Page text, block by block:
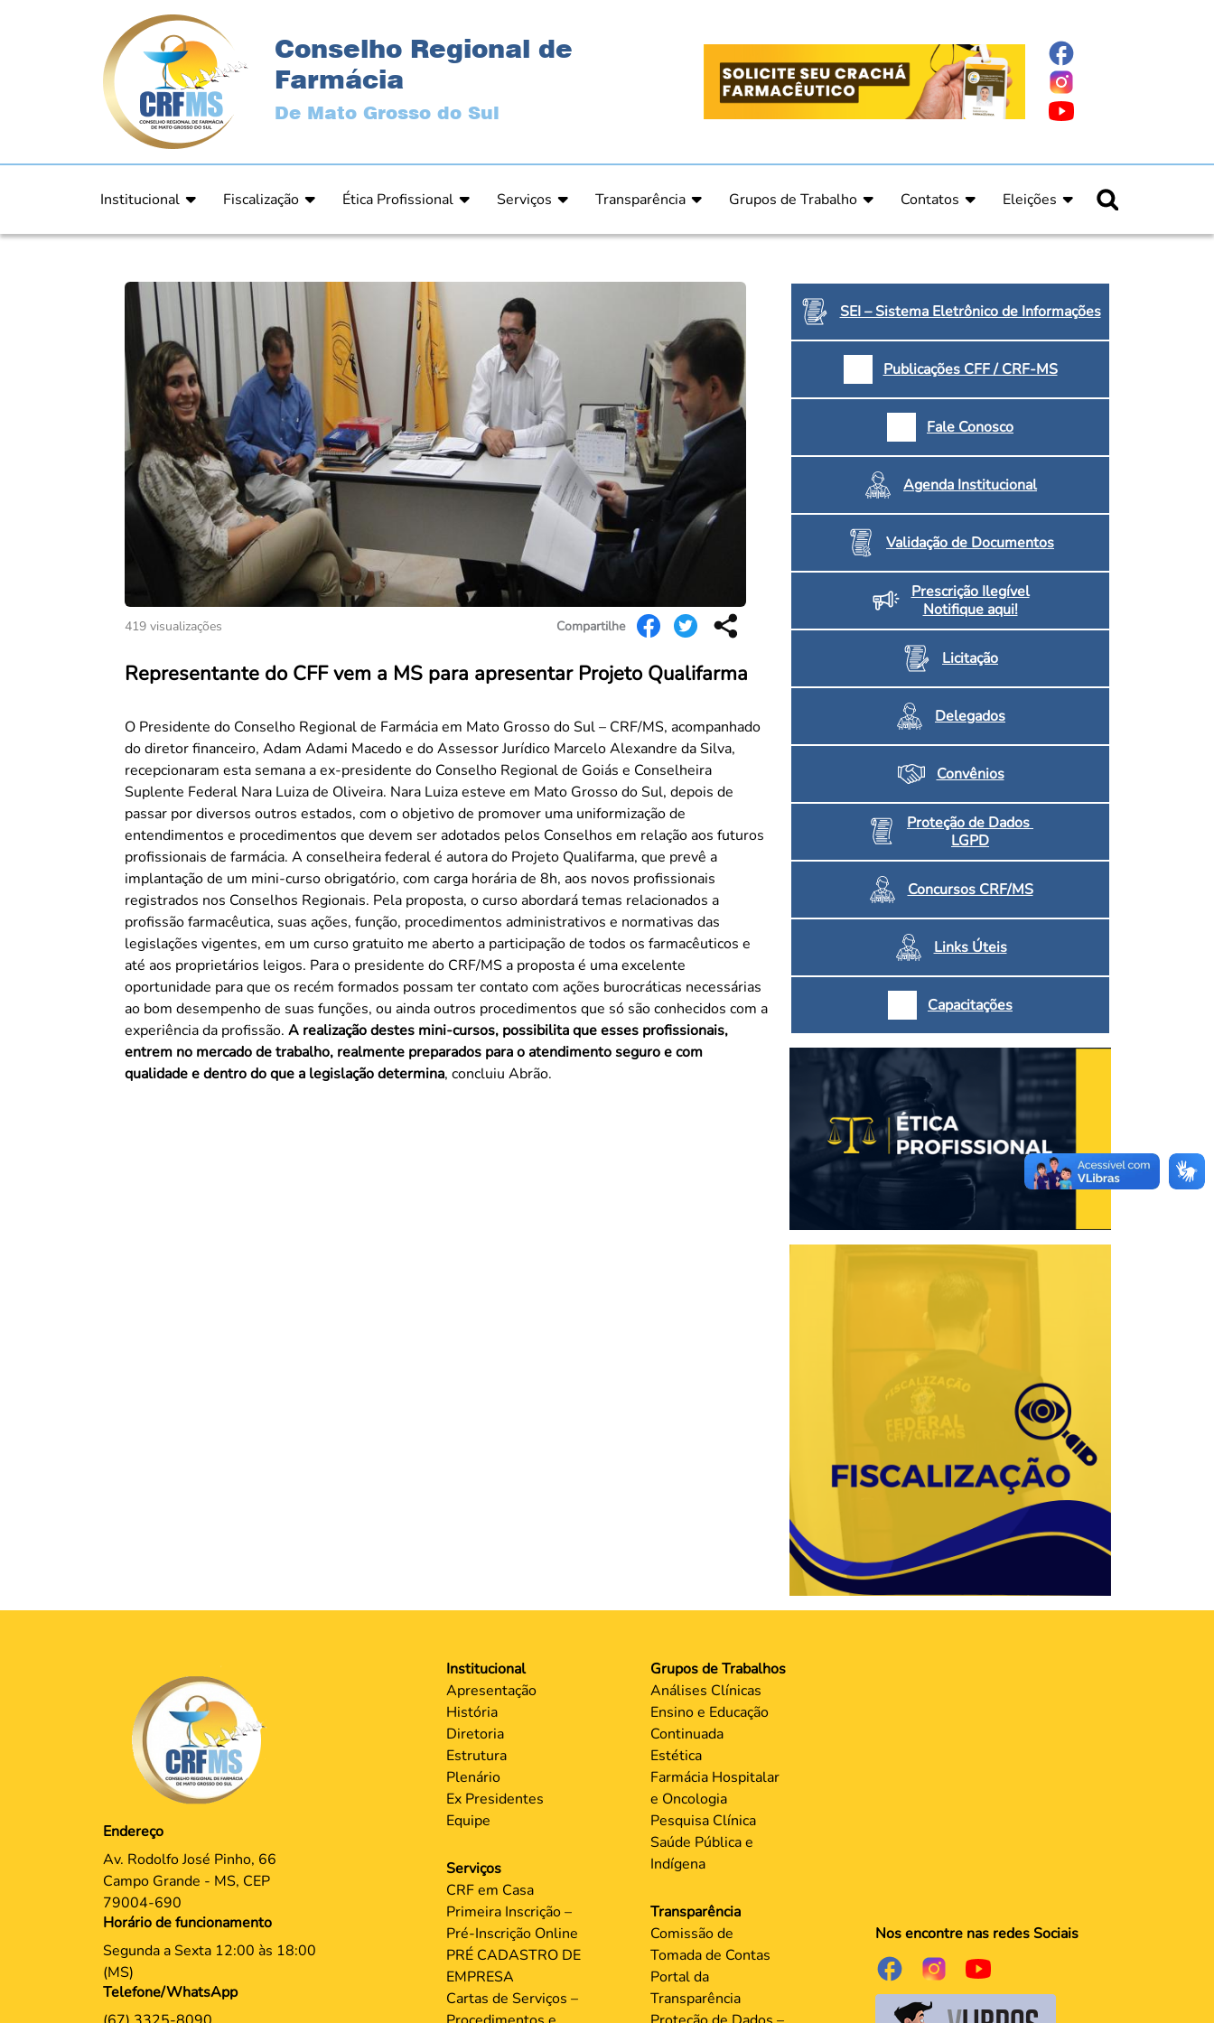
Conselho Regional de
Farmácia
De Mato Grosso do Sul
Institucional
Estrutura
Diretoria
Plenário
Ex Presidentes
Equipe
Fiscalização
Orientação
Processos Fiscais
Relatórios
Ética Profissional
Comunicado de Julgamento
Resultado de Julgamento / Acórdão
Relatório Comissão de Ética CRFMS
Serviços
Cartas de Serviços – Procedimentos e formulários
Orientações Técnicas
Ouvidoria
Dúvidas Frequentes
Convenção Coletiva 2025/2026 – Piso salarial Farmácias e Drogaria
Consulta de Farmacêuticos e Estabelecimentos Inscritos no CRF/MS
Transparência
Proteção de Dados – LGPD
Grupos de Trabalho
Estética
Farmácia Hospitalar e Oncologia
Pesquisa Clínica
Saúde Pública e Indígena
Contatos
Eleições
Candidatos
419 visualizações Compartilhe
Representante do CFF vem a MS para apresentar Projeto Qualifarma
O Presidente do Conselho Regional de Farmácia em Mato Grosso do Sul – CRF/MS, acompanhado
do diretor financeiro, Adam Adami Macedo e do Assessor Jurídico Marcelo Alexandre da Silva,
recepcionaram esta semana a ex-presidente do Conselho Regional de Goiás e Conselheira
Suplente Federal Nara Luiza de Oliveira. Nara Luiza esteve em Mato Grosso do Sul, depois de
passar por diversos outros estados, com o objetivo de promover uma uniformização de
entendimentos e procedimentos que devem ser adotados pelos Conselhos em relação aos futuros
profissionais de farmácia. A conselheira federal é autora do Projeto Qualifarma, que prevê a
implantação de um mini-curso obrigatório, com carga horária de 8h, aos novos profissionais
registrados nos Conselhos Regionais. Pela proposta, o curso abordará temas relacionados a
profissão farmacêutica, suas ações, função, procedimentos administrativos e normativas das
legislações vigentes, em um curso gratuito me aberto a participação de todos os farmacêuticos e
até aos proprietários leigos. Para o presidente do CRF/MS a proposta é uma excelente
oportunidade para que os recém formados possam ter contato com ações burocráticas necessárias
ao bom desempenho de suas funções, ou ainda outros procedimentos que só são conhecidos com a
experiência da profissão. A realização destes mini-cursos, possibilita que esses profissionais,
entrem no mercado de trabalho, realmente preparados para o atendimento seguro e com
qualidade e dentro do que a legislação determina, concluiu Abrão.
SEI – Sistema Eletrônico de Informações
Publicações CFF / CRF-MS
Fale Conosco
Agenda Institucional
Validação de Documentos
Prescrição Ilegível
Notifique aqui!
Licitação
Delegados
Convênios
Proteção de Dados
LGPD
Concursos CRF/MS
Links Úteis
Capacitações
Endereço
Av. Rodolfo José Pinho, 66
Campo Grande - MS, CEP
79004-690
Horário de funcionamento
Segunda a Sexta 12:00 às 18:00
(MS)
Telefone/WhatsApp
Institucional
Apresentação
História
Diretoria
Estrutura
Plenário
Ex Presidentes
Equipe
Serviços
CRF em Casa
Primeira Inscrição –
Pré-Inscrição Online
PRÉ CADASTRO DE
EMPRESA
Cartas de Serviços –
Grupos de Trabalhos
Análises Clínicas
Ensino e Educação
Continuada
Estética
Farmácia Hospitalar
e Oncologia
Pesquisa Clínica
Saúde Pública e
Indígena
Transparência
Comissão de
Tomada de Contas
Portal da
Transparência
Nos encontre nas redes Sociais